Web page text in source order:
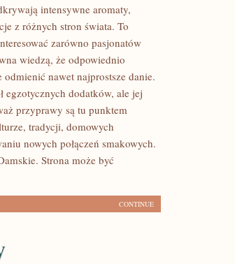
intensywne aromaty,
z różnych stron świata. To
zarówno pasjonatów
wiedzą, że odpowiednio
nawet najprostsze danie.
egzotycznych dodatków, ale jej
przyprawy są tu punktem
tradycji, domowych
nowych połączeń smakowych.
Strona może być
CONTINUE